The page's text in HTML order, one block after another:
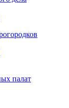
палат